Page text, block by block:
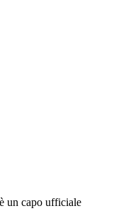
un capo ufficiale